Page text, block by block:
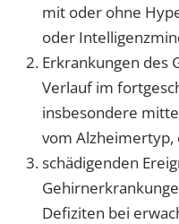
mit oder ohne
oder
Erkrankungen des
Verlauf im
insbesondere
vom Alzheimertyp,
schädigenden
Defiziten bei